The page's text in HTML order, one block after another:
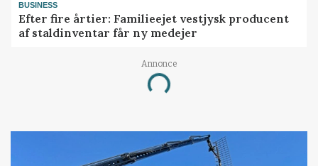
BUSINESS
Efter fire årtier: Familieejet vestjysk producent
af staldinventar får ny medejer
Annonce
Loading...